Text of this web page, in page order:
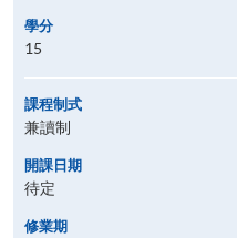
學分
15
課程制式
兼讀制
開課日期
待定
修業期